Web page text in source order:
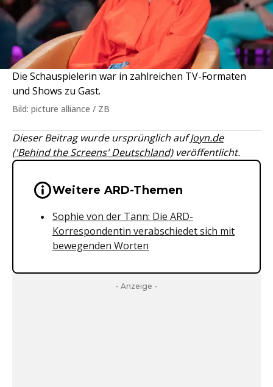
Die Schauspielerin war in zahlreichen TV-Formaten
und Shows zu Gast.
Bild: picture alliance / ZB
Dieser Beitrag wurde ursprünglich aufJoyn.de
('Behind the Screens' Deutschland)veröffentlicht.
Wichtige Hinweise &
Weitere ARD-Themen
Sophie von der Tann: Die ARD-
Korrespondentin verabschiedet sich mit
bewegenden Worten
- Anzeige -